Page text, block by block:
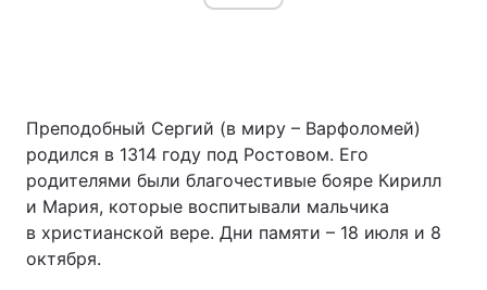
Головна
Преподобный Сергий (в миру – Варфоломей)
родился в 1314 году под Ростовом. Его
родителями были благочестивые бояре Кирилл
и Мария, которые воспитывали мальчика
в христианской вере. Дни памяти – 18 июля и 8
октября.